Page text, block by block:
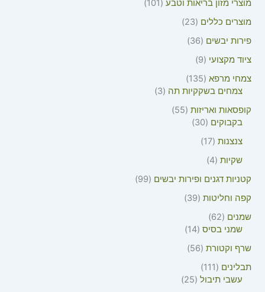
מוצרי מזון בריאות וטבע
101
מוצרים כללים
23
פירות יבשים
36
ציוד מקצועי
9
צמחי מרפא 135
צמחים בשקקיות תה
3
קופסאות ואריזות 55
בקבוקים
30
צנצנות 17
שקיות 4
קטניות דגנים ופירות יבשים
99
קפה וחליטות 39
שמנים
62
שמני בסיס 14
שרף וקטורת 56
תבלינים
111
עשבי תיבול 25